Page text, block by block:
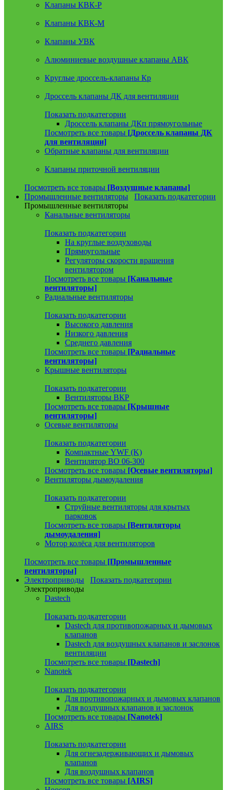
Клапаны КВК-Р
Клапаны КВК-М
Клапаны УВК
Алюминиевые воздушные клапаны АВК
Круглые дроссель-клапаны Кр
Дроссель клапаны ДК для вентиляции
Показать подкатегории
Дроссель клапаны ДКп прямоугольные
Посмотреть все товары [Дроссель клапаны ДК
для вентиляции]
Обратные клапаны для вентиляции
Клапаны приточной вентиляции
Посмотреть все товары [Воздушные клапаны]
Промышленные вентиляторы
Показать подкатегории
Промышленные вентиляторы
Канальные вентиляторы
Показать подкатегории
На круглые воздуховоды
Прямоугольные
Регуляторы скорости вращения
вентилятором
Посмотреть все товары [Канальные
вентиляторы]
Радиальные вентиляторы
Показать подкатегории
Высокого давления
Низкого давления
Среднего давления
Посмотреть все товары [Радиальные
вентиляторы]
Крышные вентиляторы
Показать подкатегории
Вентиляторы ВКР
Посмотреть все товары [Крышные
вентиляторы]
Осевые вентиляторы
Показать подкатегории
Компактные YWF (K)
Вентилятор ВО 06-300
Посмотреть все товары [Осевые вентиляторы]
Вентиляторы дымоудаления
Показать подкатегории
Струйные вентиляторы для крытых
парковок
Посмотреть все товары [Вентиляторы
дымоудаления]
Мотор колёса для вентиляторов
Посмотреть все товары [Промышленные
вентиляторы]
Электроприводы
Показать подкатегории
Электроприводы
Dastech
Показать подкатегории
Dastech для противопожарных и дымовых
клапанов
Dastech для воздушных клапанов и заслонок
вентиляции
Посмотреть все товары [Dastech]
Nanotek
Показать подкатегории
Для противопожарных и дымовых клапанов
Для воздушных клапанов и заслонок
Посмотреть все товары [Nanotek]
AIRS
Показать подкатегории
Для огнезадерживающих и дымовых
клапанов
Для воздушных клапанов
Посмотреть все товары [AIRS]